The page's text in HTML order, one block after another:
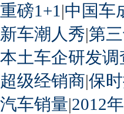
重磅1+1 |中国车
新车潮人秀|第
本土车企研发调
超级经销商|保
汽车销量|2012